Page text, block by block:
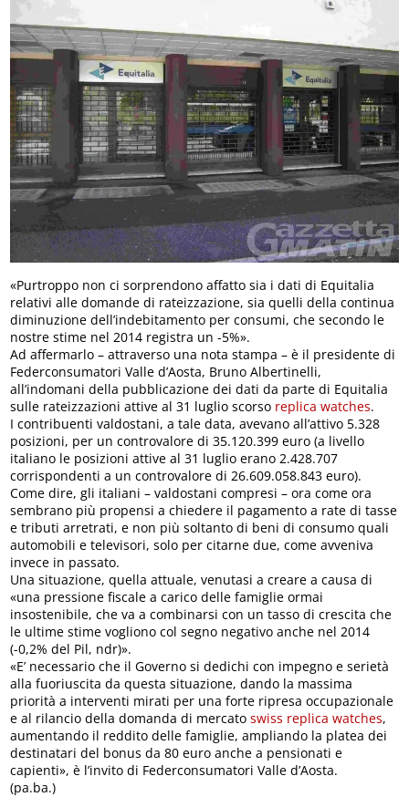
«Purtroppo non ci sorprendono affatto sia i dati di Equitalia
relativi alle domande di rateizzazione, sia quelli della continua
diminuzione dell’indebitamento per consumi, che secondo le
nostre stime nel 2014 registra un -5%».
Ad affermarlo – attraverso una nota stampa – è il presidente di
Federconsumatori Valle d’Aosta, Bruno Albertinelli,
all’indomani della pubblicazione dei dati da parte di Equitalia
sulle rateizzazioni attive al 31 luglio scorso replica watches.
I contribuenti valdostani, a tale data, avevano all’attivo 5.328
posizioni, per un controvalore di 35.120.399 euro (a livello
italiano le posizioni attive al 31 luglio erano 2.428.707
corrispondenti a un controvalore di 26.609.058.843 euro).
Come dire, gli italiani – valdostani compresi – ora come ora
sembrano più propensi a chiedere il pagamento a rate di tasse
e tributi arretrati, e non più soltanto di beni di consumo quali
automobili e televisori, solo per citarne due, come avveniva
invece in passato.
Una situazione, quella attuale, venutasi a creare a causa di
«una pressione fiscale a carico delle famiglie ormai
insostenibile, che va a combinarsi con un tasso di crescita che
le ultime stime vogliono col segno negativo anche nel 2014
(-0,2% del Pil, ndr)».
«E’ necessario che il Governo si dedichi con impegno e serietà
alla fuoriuscita da questa situazione, dando la massima
priorità a interventi mirati per una forte ripresa occupazionale
e al rilancio della domanda di mercatoswiss replica watches,
aumentando il reddito delle famiglie, ampliando la platea dei
destinatari del bonus da 80 euro anche a pensionati e
capienti», è l’invito di Federconsumatori Valle d’Aosta.
(pa.ba.)